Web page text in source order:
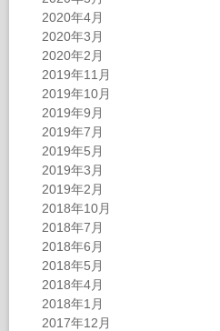
2020年4月
2020年3月
2020年2月
2019年11月
2019年10月
2019年9月
2019年7月
2019年5月
2019年3月
2019年2月
2018年10月
2018年7月
2018年6月
2018年5月
2018年4月
2018年1月
2017年12月